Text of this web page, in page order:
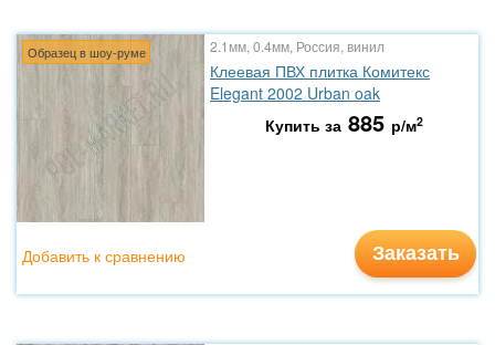
Образец в шоу-руме 2.1мм, 0.4мм, Россия, винил
Клеевая ПВХ плитка Комитекс
Elegant 2002 Urban oak
Купить за 885 р/м2
Заказать
Добавить к сравнению